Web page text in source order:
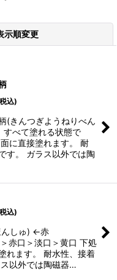
示順変更
込)
(きんつぎようねりべん
すべて塗れる状態で
に直接塗れます。 耐
す。 ガラス以外では陶
込)
しゅ) ←赤
＞淡口＞黄口 下処
れます。 耐水性、接着
以外では陶磁器…